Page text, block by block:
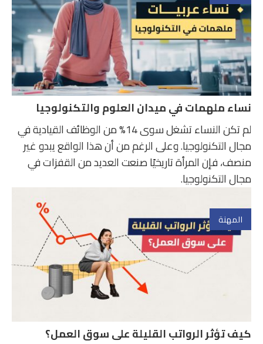
نساء ملهمات في ميدان العلوم والتكنولوجيا
لم تكن النساء تشغل سوى 14% من الوظائف القيادية في
مجال التكنولوجيا. وعلى الرغم من أن هذا الواقع يبدو غير
منصف، فإن المرأة تاريخيًا صنعت العديد من القفزات في
مجال التكنولوجيا.
المهنة
كيف تؤثر الرواتب القليلة على سوق العمل؟